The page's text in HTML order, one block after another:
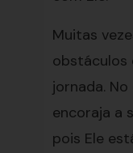
Muitas
obstáculos
jornada.
encoraja a
pois Ele